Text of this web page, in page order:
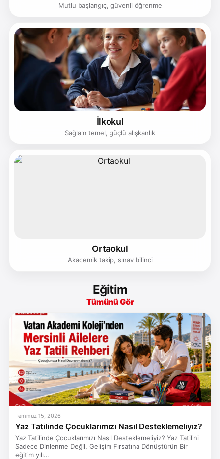
Mutlu başlangıç, güvenli öğrenme
İlkokul
Sağlam temel, güçlü alışkanlık
Ortaokul
Akademik takip, sınav bilinci
Eğitim
Tümünü Gör
Temmuz 15, 2026
Yaz Tatilinde Çocuklarımızı Nasıl Desteklemeliyiz?
Yaz Tatilinde Çocuklarımızı Nasıl Desteklemeliyiz? Yaz Tatilini
Sadece Dinlenme Değil, Gelişim Fırsatına Dönüştürün Bir
eğitim yılı…